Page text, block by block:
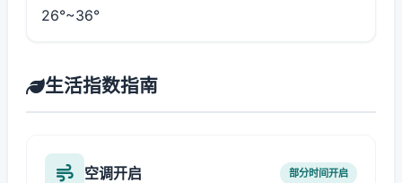
26°~36°
生活指数指南
空调开启 部分时间开启